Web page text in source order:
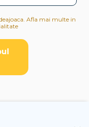
Afla mai multe in